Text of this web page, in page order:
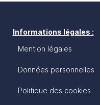
Informations légales :
Mention légales
Données personnelles
Politique des cookies